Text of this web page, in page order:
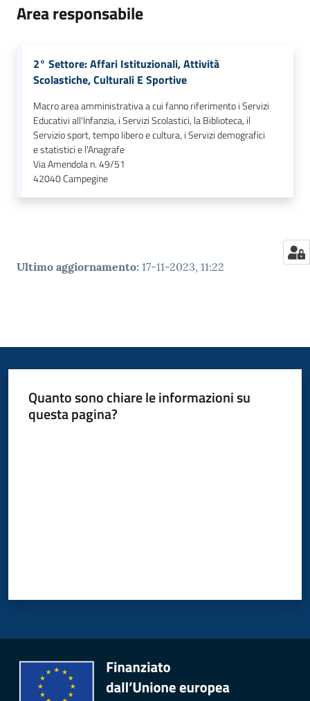
Area responsabile
2° Settore: Affari Istituzionali, Attività
Scolastiche, Culturali E Sportive
Macro area amministrativa a cui fanno riferimento i Servizi
Educativi all'Infanzia, i Servizi Scolastici, la Biblioteca, il
Servizio sport, tempo libero e cultura, i Servizi demografici
e statistici e l'Anagrafe
Via Amendola n. 49/51
42040Campegine
Ultimo aggiornamento: 17-11-2023, 11:22
Quanto sono chiare le informazioni su
questa pagina?